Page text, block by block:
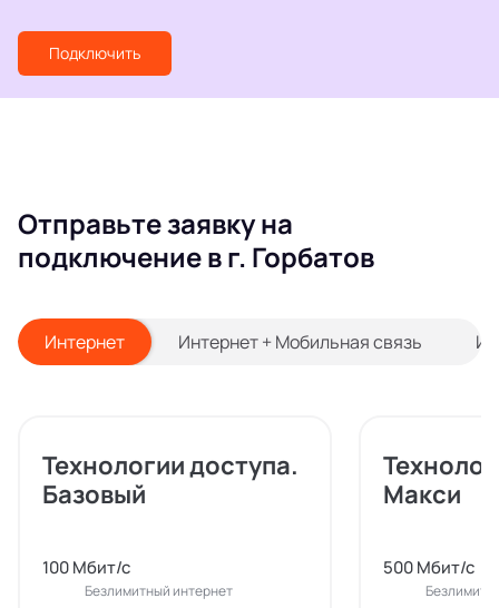
Подключить
Отправьте заявку на
подключение в г. Горбатов
Интернет Интернет + Мобильная связь
Технологии доступа.
Базовый
100 Мбит/с
Безлимитный интернет
Макси
500 Мбит/с